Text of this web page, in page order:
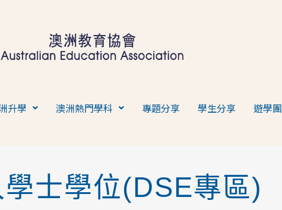
升學 澳洲熱門學科 專題分享 學生分享 遊學團
士學位(DSE專區)